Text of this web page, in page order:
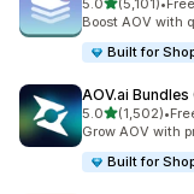
5.0 (5,101)
총 리뷰 5101개
•
Boost AOV with
Built for
AOV.ai
5.0별 5개 중
(1,502)
총 리뷰 1502개
•
Grow AOV with
Built for